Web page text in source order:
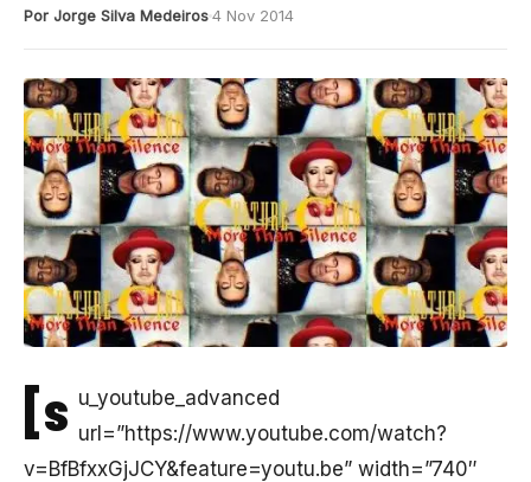
Por Jorge Silva Medeiros4 Nov 2014
[s u_youtube_advanced
url=”https://www.youtube.com/watch?
v=BfBfxxGjJCY&feature=youtu.be” width=”740″